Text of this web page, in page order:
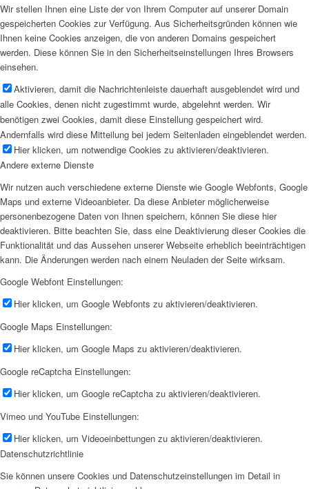
Wir stellen Ihnen eine Liste der von Ihrem Computer auf unserer Domain
gespeicherten Cookies zur Verfügung. Aus Sicherheitsgründen können wie
Ihnen keine Cookies anzeigen, die von anderen Domains gespeichert
werden. Diese können Sie in den Sicherheitseinstellungen Ihres Browsers
einsehen.
Aktivieren, damit die Nachrichtenleiste dauerhaft ausgeblendet wird und
alle Cookies, denen nicht zugestimmt wurde, abgelehnt werden. Wir
benötigen zwei Cookies, damit diese Einstellung gespeichert wird.
Andernfalls wird diese Mitteilung bei jedem Seitenladen eingeblendet werden.
Hier klicken, um notwendige Cookies zu aktivieren/deaktivieren.
Andere externe Dienste
Wir nutzen auch verschiedene externe Dienste wie Google Webfonts, Google
Maps und externe Videoanbieter. Da diese Anbieter möglicherweise
personenbezogene Daten von Ihnen speichern, können Sie diese hier
deaktivieren. Bitte beachten Sie, dass eine Deaktivierung dieser Cookies die
Funktionalität und das Aussehen unserer Webseite erheblich beeinträchtigen
kann. Die Änderungen werden nach einem Neuladen der Seite wirksam.
Google Webfont Einstellungen:
Hier klicken, um Google Webfonts zu aktivieren/deaktivieren.
Google Maps Einstellungen:
Hier klicken, um Google Maps zu aktivieren/deaktivieren.
Google reCaptcha Einstellungen:
Hier klicken, um Google reCaptcha zu aktivieren/deaktivieren.
Vimeo und YouTube Einstellungen:
Hier klicken, um Videoeinbettungen zu aktivieren/deaktivieren.
Datenschutzrichtlinie
Sie können unsere Cookies und Datenschutzeinstellungen im Detail in